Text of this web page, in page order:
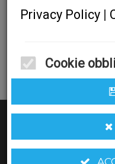
Quantita':
Privacy Policy |
Cookie
Cookie
Questi cookie ci aiutano a
statistiche del sito
Cookie di